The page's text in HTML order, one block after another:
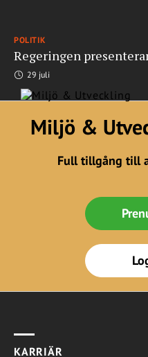
POLITIK
Regeringen
29 juli
Miljö &
Full tillgång till
KARRIÄR